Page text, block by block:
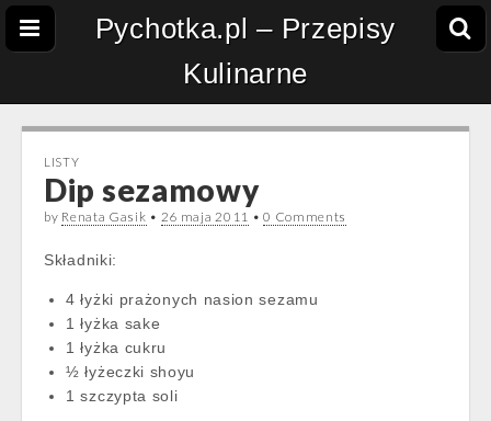
Pychotka.pl – Przepisy
Kulinarne
LISTY
Dip sezamowy
by Renata Gasik • 26 maja 2011 •0 Comments
Składniki:
4 łyżki prażonych nasion sezamu
1 łyżka sake
1 łyżka cukru
½ łyżeczki shoyu
1 szczypta soli